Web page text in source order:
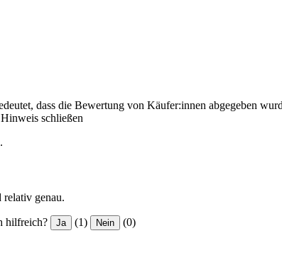
dass die Bewertung von Käufer:innen abgegeben
Hinweis schließen
relativ genau.
hilfreich? Ja (1) Nein (0)